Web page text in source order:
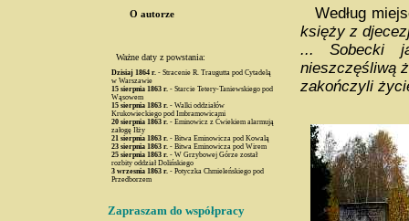
O autorze
Ważne daty z powstania:
Dzisiaj 1864 r.- Stracenie R. Traugutta pod Cytadelą
w Warszawie
15 sierpnia 1863 r.- Starcie Tetery-Taniewskiego pod
Wąsowem
15 sierpnia 1863 r.- Walki oddziałów
Krukowieckiego pod Imbramowicami
20 sierpnia 1863 r.- Eminowicz z Ćwiekiem alarmują
załogę Iłży
21 sierpnia 1863 r.- Bitwa Eminowicza pod Kowalą
23 sierpnia 1863 r.- Bitwa Eminowicza pod Wirem
25 sierpnia 1863 r.- W Grzybowej Górze został
rozbity oddział Dolińskiego
3 wrzesnia 1863 r.- Potyczka Chmieleńskiego pod
Przedborzem
Zapraszam do współpracy
Według
księży z
... Sobecki
nieszczęśliwą
zakończyli